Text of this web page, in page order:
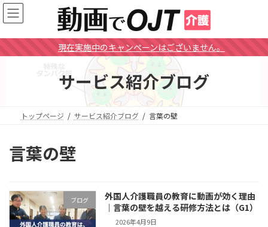
コ
ン
ン
ツ
ナ
ビ
ー
シ
現在実施中のキャンペーンはございません。
サービス紹介ブログ
トップページ サービス紹介ブログ 言葉の壁
言葉の壁
ブログ
外国人介護職員の教育に動画が効く理由
｜言葉の壁を越える研修方法とは（G1）
2026年4月9日